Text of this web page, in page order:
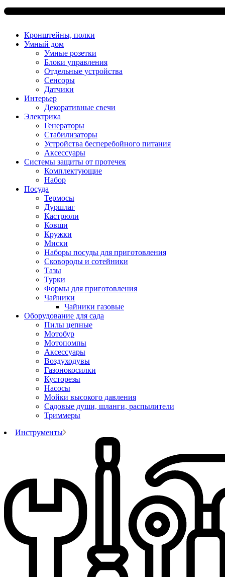
Кронштейны, полки
Умный дом
Умные розетки
Блоки управления
Отдельные устройства
Сенсоры
Датчики
Интерьер
Декоративные свечи
Электрика
Генераторы
Стабилизаторы
Устройства бесперебойного питания
Аксессуары
Системы защиты от протечек
Комплектующие
Набор
Посуда
Термосы
Дуршлаг
Кастрюли
Ковши
Кружки
Миски
Наборы посуды для приготовления
Сковороды и сотейники
Тазы
Турки
Формы для приготовления
Чайники
Чайники газовые
Оборудование для сада
Пилы цепные
Мотобур
Мотопомпы
Аксессуары
Воздуходувы
Газонокосилки
Кусторезы
Насосы
Мойки высокого давления
Садовые души, шланги, распылители
Триммеры
Инструменты